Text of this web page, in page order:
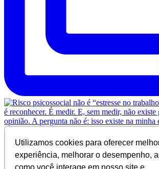
Utilizamos cookies para oferecer
experiência, melhorar o desempenho,